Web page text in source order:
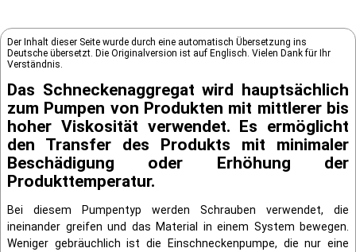
Der Inhalt dieser Seite wurde durch eine automatisch Übersetzung ins
Deutsche übersetzt. Die Originalversion ist auf Englisch. Vielen Dank für Ihr
Verständnis.
Das Schneckenaggregat wird hauptsächlich
zum Pumpen von Produkten mit mittlerer bis
hoher Viskosität verwendet. Es ermöglicht
den Transfer des Produkts mit minimaler
Beschädigung oder Erhöhung der
Produkttemperatur.
Bei diesem Pumpentyp werden Schrauben verwendet, die
ineinander greifen und das Material in einem System bewegen.
Weniger gebräuchlich ist die Einschneckenpumpe, die nur eine